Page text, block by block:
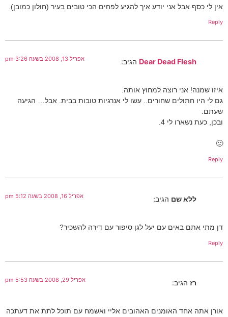
אין לי כסף אבל אני יודע איך להגיע לפחים הכי טובים בעיר (חולון כמובן).
Reply
Dear Dead Flesh הגיב: אפריל 13, 2008 בשעה 3:26 pm
איזו שמנה! אני רוצה למחוץ אותה.
גם לי היו חתולים שחורים.. עשו לי אנרגיות טובות בבית. אבל… הגיעה
שעתם.
ובכן, כעת נשארו לי 4.
🙂
Reply
ללא שם הגיב: אפריל 16, 2008 בשעה 5:12 pm
דן מתי אתם באים עם יעל לגן סיפור עם דירה להשכיר?
Reply
רז הגיב: אפריל 29, 2008 בשעה 5:53 pm
אורן אתה אחד האומנים האהובים אליי ואשמח עם תוכל לתת את דעתכה